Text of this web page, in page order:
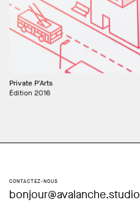
Private P'Arts
Édition 2016
CONTACTEZ-NOUS
bonjour@avalanche.studio